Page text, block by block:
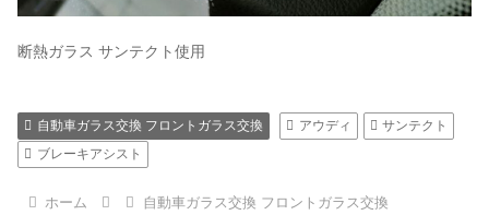
断熱ガラス サンテクト使用
自動車ガラス交換 フロントガラス交換 アウディ
サンテクト
ブレーキアシスト
ホーム 自動車ガラス交換 フロントガラス交換